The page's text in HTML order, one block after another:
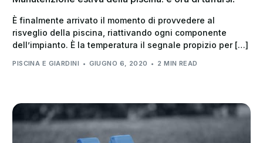
È finalmente arrivato il momento di provvedere al
risveglio della piscina, riattivando ogni componente
dell’impianto. È la temperatura il segnale propizio per […]
PISCINA E GIARDINI GIUGNO 6, 2020 2 MIN READ